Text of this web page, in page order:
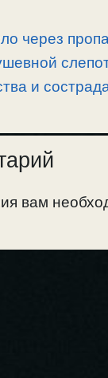
через
и
вам